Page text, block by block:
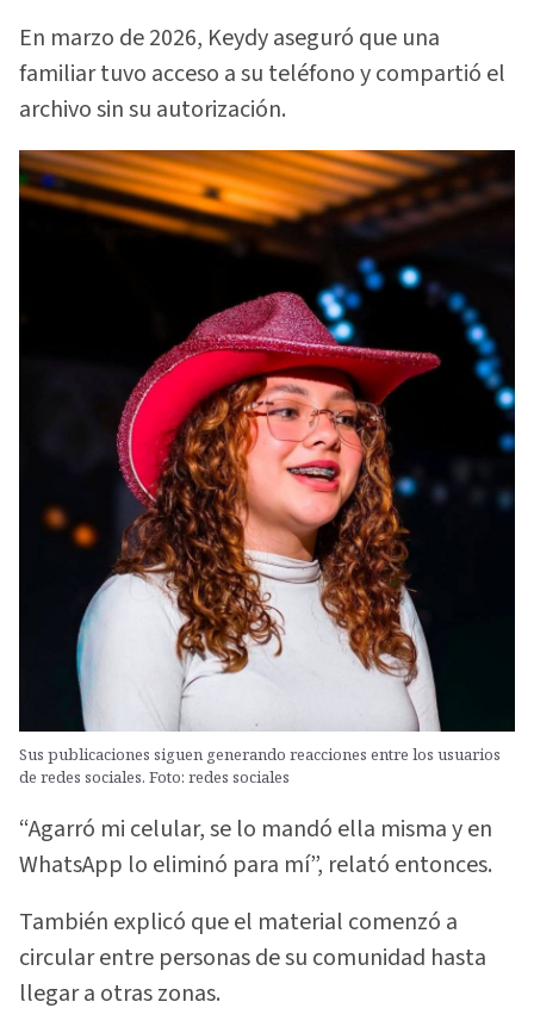
En marzo de 2026, Keydy aseguró que una
familiar tuvo acceso a su teléfono y compartió el
archivo sin su autorización.
Sus publicaciones siguen generando reacciones entre los usuarios
de redes sociales. Foto: redes sociales
“Agarró mi celular, se lo mandó ella misma y en
WhatsApp lo eliminó para mí”, relató entonces.
También explicó que el material comenzó a
circular entre personas de su comunidad hasta
llegar a otras zonas.